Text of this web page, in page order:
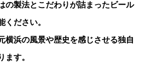
の製法とこだわりが詰まったビール
ください。
横浜の風景や歴史を感じさせる独自
ます。